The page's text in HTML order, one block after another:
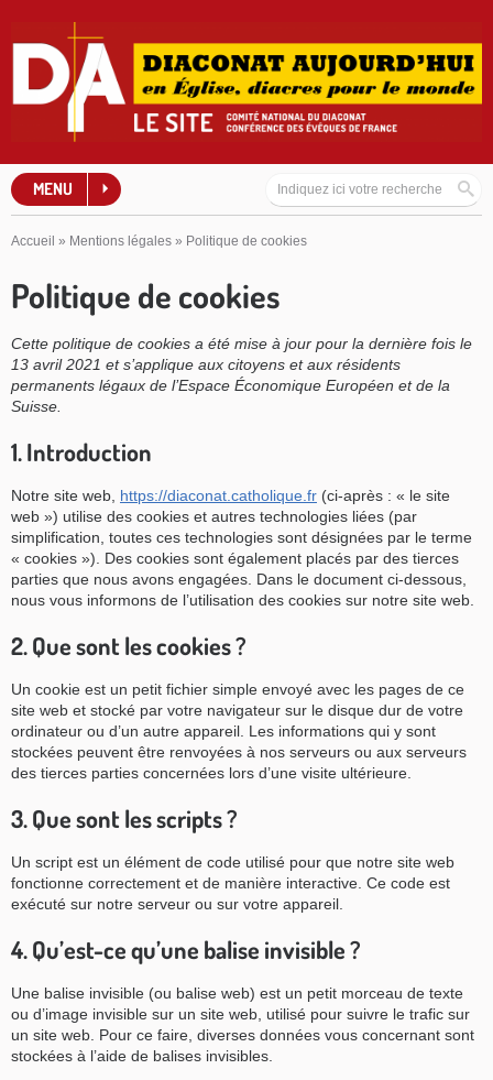
MENU
Accueil » Mentions légales » Politique de cookies
Politique de cookies
Cette politique de cookies a été mise à jour pour la dernière fois le
13 avril 2021 et s’applique aux citoyens et aux résidents
permanents légaux de l’Espace Économique Européen et de la
Suisse.
1. Introduction
Notre site web, https://diaconat.catholique.fr (ci-après : « le site
web ») utilise des cookies et autres technologies liées (par
simplification, toutes ces technologies sont désignées par le terme
« cookies »). Des cookies sont également placés par des tierces
parties que nous avons engagées. Dans le document ci-dessous,
nous vous informons de l’utilisation des cookies sur notre site web.
2. Que sont les cookies ?
Un cookie est un petit fichier simple envoyé avec les pages de ce
site web et stocké par votre navigateur sur le disque dur de votre
ordinateur ou d’un autre appareil. Les informations qui y sont
stockées peuvent être renvoyées à nos serveurs ou aux serveurs
des tierces parties concernées lors d’une visite ultérieure.
3. Que sont les scripts ?
Un script est un élément de code utilisé pour que notre site web
fonctionne correctement et de manière interactive. Ce code est
exécuté sur notre serveur ou sur votre appareil.
4. Qu’est-ce qu’une balise invisible ?
Une balise invisible (ou balise web) est un petit morceau de texte
ou d’image invisible sur un site web, utilisé pour suivre le trafic sur
un site web. Pour ce faire, diverses données vous concernant sont
stockées à l’aide de balises invisibles.